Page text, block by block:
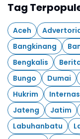
Tag
Aceh
Bangkinang
Bengkalis
Bungo
Dumai
Hukrim
Jateng
Jatim
Labuhanbatu